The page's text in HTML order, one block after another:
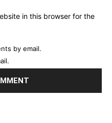
in this browser for the
by email.